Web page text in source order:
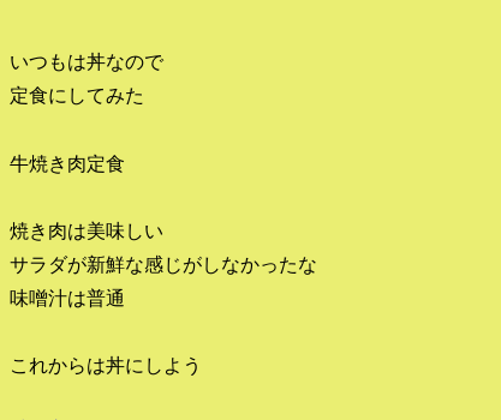
いつもは丼なので
定食にしてみた
牛焼き肉定食
焼き肉は美味しい
サラダが新鮮な感じがしなかったな
味噌汁は普通
これからは丼にしよう